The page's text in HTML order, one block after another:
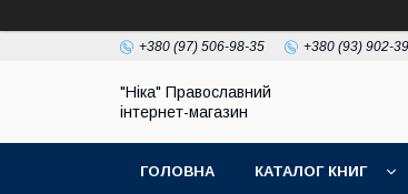
+380 (97) 506-98-35 +380 (93) 902-
"Ніка" Православний
інтернет-магазин
ГОЛОВНА КАТАЛОГ КНИГ